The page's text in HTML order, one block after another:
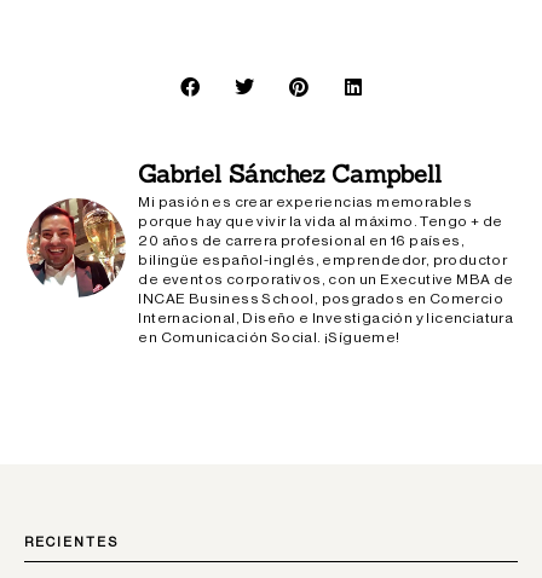
Gabriel Sánchez Campbell
Mi pasión es crear experiencias memorables
porque hay que vivir la vida al máximo. Tengo + de
20 años de carrera profesional en 16 países,
bilingüe español-inglés, emprendedor, productor
de eventos corporativos, con un Executive MBA de
INCAE Business School, posgrados en Comercio
Internacional, Diseño e Investigación y licenciatura
en Comunicación Social. ¡Sígueme!
RECIENTES